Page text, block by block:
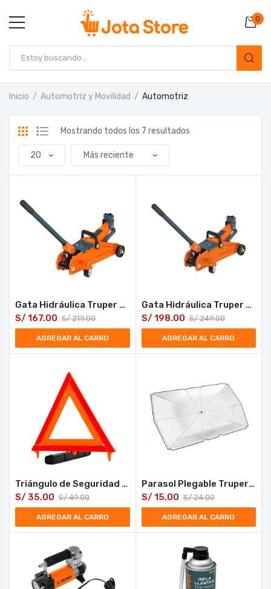
0
Inicio Automotriz y Movilidad Automotriz
Mostrando todos los 7 resultados
Gata Hidráulica Truper Tipo Patín 2 Toneladas GAPA-2E
S/219.00
S/167.00
AGREGAR AL CARRO
Gata Hidráulica Truper GAPA-2EM 30 Movimientos con Caja de Transporte
S/249.00
S/198.00
AGREGAR AL CARRO
Triángulo de Seguridad Reflectante Truper Plegable con Estuche de Plástico
S/49.00
S/ 35.00
AGREGAR AL CARRO
Parasol Plegable Truper PSOL-13 Protector para Autos
S/24.00
S/15.00
AGREGAR AL CARRO